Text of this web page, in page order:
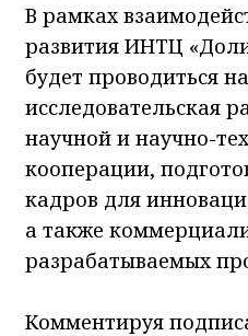
В рамках
развития ИНТЦ
будет проводиться
исследовательская
научной и научно-
кооперации,
кадров для
а также
разрабатываемых
Комментируя